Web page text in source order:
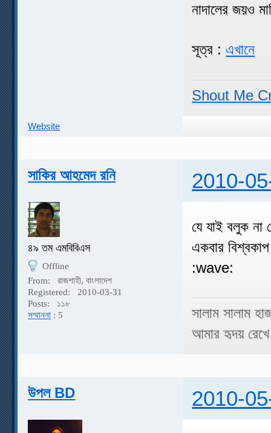
নাদালের জয়ও
সূত্র :এখানে
Shout Me
Website
সাকির আহমেদ রনি 2010-
৪৯ তম এমবিবিএস
Offline
From:
রাজশাহী, বাংলাদেশ
Registered:
2010-03-31
Posts:
১১৮
সম্মাননা : 5
যে যাই বলুক না
একবার
:wave:
সালাম সালাম
আমার হৃদয় রেখে
উপল BD 2010-